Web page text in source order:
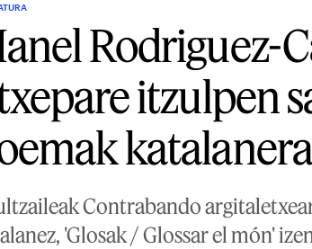
Rodriguez-
itzulpen
Contrabando
'Glosak / Glossar el món'